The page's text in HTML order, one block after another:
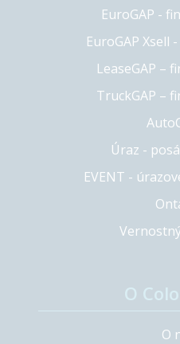
EuroGAP -
EuroGAP Xsell
LeaseGAP –
TruckGAP –
Úraz -
EVENT -
O